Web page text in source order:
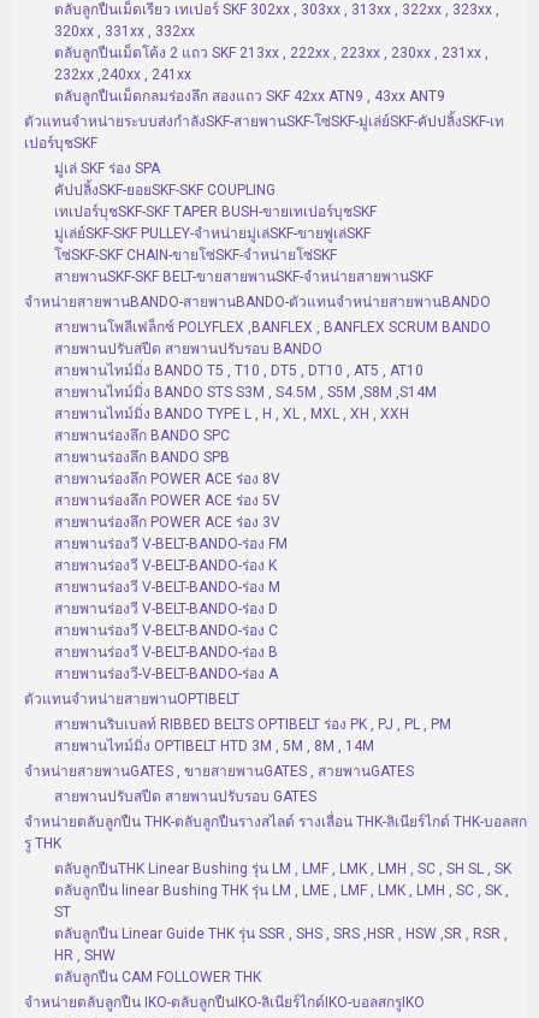
ตลับลูกปืนเม็ดเรียว เทเปอร์ SKF 302xx , 303xx , 313xx , 322xx , 323xx ,
320xx , 331xx , 332xx
ตลับลูกปืนเม็ดโค้ง 2 แถว SKF 213xx , 222xx , 223xx , 230xx , 231xx ,
232xx ,240xx , 241xx
ตลับลูกปืนเม็ดกลมร่องลึก สองแถว SKF 42xx ATN9 , 43xx ANT9
ตัวแทนจำหน่ายระบบส่งกำลังSKF-สายพานSKF-โซ่SKF-มู่เล่ย์SKF-คัปปลิ้งSKF-เท
เปอร์บุชSKF
มู่เล่ SKF ร่อง SPA
คัปปลิ้งSKF-ยอยSKF-SKF COUPLING
เทเปอร์บุชSKF-SKF TAPER BUSH-ขายเทเปอร์บุชSKF
มู่เล่ย์SKF-SKF PULLEY-จำหน่ายมู่เล่SKF-ขายพู่เล่SKF
โซ่SKF-SKF CHAIN-ขายโซ่SKF-จำหน่ายโซ่SKF
สายพานSKF-SKF BELT-ขายสายพานSKF-จำหน่ายสายพานSKF
จำหน่ายสายพานBANDO-สายพานBANDO-ตัวแทนจำหน่ายสายพานBANDO
สายพานโพลีเฟล็กซ์ POLYFLEX ,BANFLEX , BANFLEX SCRUM BANDO
สายพานปรับสปีด สายพานปรับรอบ BANDO
สายพานไทม์มิ่ง BANDO T5 , T10 , DT5 , DT10 , AT5 , AT10
สายพานไทม์มิ่ง BANDO STS S3M , S4.5M , S5M ,S8M ,S14M
สายพานไทม์มิ่ง BANDO TYPE L , H , XL , MXL , XH , XXH
สายพานร่องลึก BANDO SPC
สายพานร่องลึก BANDO SPB
สายพานร่องลึก POWER ACE ร่อง 8V
สายพานร่องลึก POWER ACE ร่อง 5V
สายพานร่องลึก POWER ACE ร่อง 3V
สายพานร่องวี V-BELT-BANDO-ร่อง FM
สายพานร่องวี V-BELT-BANDO-ร่อง K
สายพานร่องวี V-BELT-BANDO-ร่อง M
สายพานร่องวี V-BELT-BANDO-ร่อง D
สายพานร่องวี V-BELT-BANDO-ร่อง C
สายพานร่องวี V-BELT-BANDO-ร่อง B
สายพานร่องวี-V-BELT-BANDO-ร่อง A
ตัวแทนจำหน่ายสายพานOPTIBELT
สายพานริบเบลท์ RIBBED BELTS OPTIBELT ร่อง PK , PJ , PL , PM
สายพานไทม์มิ่ง OPTIBELT HTD 3M , 5M , 8M , 14M
จำหน่ายสายพานGATES , ขายสายพานGATES , สายพานGATES
สายพานปรับสปีด สายพานปรับรอบ GATES
จำหน่ายตลับลูกปืน THK-ตลับลูกปืนรางสไลด์ รางเลื่อน THK-ลิเนียร์ไกด์ THK-บอลสก
รู THK
ตลับลูกปืนTHK Linear Bushing รุ่น LM , LMF , LMK , LMH , SC , SH SL , SK
ตลับลูกปืน linear Bushing THK รุ่น LM , LME , LMF , LMK , LMH , SC , SK ,
ST
ตลับลูกปืน Linear Guide THK รุ่น SSR , SHS , SRS ,HSR , HSW ,SR , RSR ,
HR , SHW
ตลับลูกปืน CAM FOLLOWER THK
จำหน่ายตลับลูกปืน IKO-ตลับลูกปืนIKO-ลิเนียร์ไกด์IKO-บอลสกรูIKO